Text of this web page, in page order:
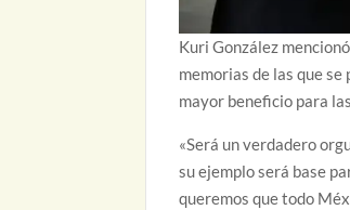
Kuri González
memorias de las que
mayor beneficio para
«Será un verdadero
su ejemplo será base
queremos que todo